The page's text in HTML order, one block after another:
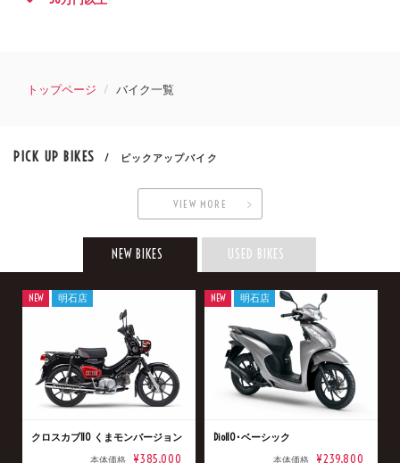
トップページ バイク一覧
PICK UP BIKES / ピックアップバイク
VIEW MORE
NEW BIKES USED BIKES
クロスカブ110 くまモンバージョン
本体価格 ¥385,000
NEW 明石店
Dio110･ベーシック
本体価格 ¥239,800
NEW 明石店